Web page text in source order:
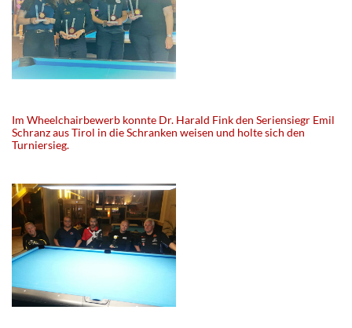
Im Wheelchairbewerb konnte Dr. Harald Fink den Seriensiegr Emil
Schranz aus Tirol in die Schranken weisen und holte sich den
Turniersieg.